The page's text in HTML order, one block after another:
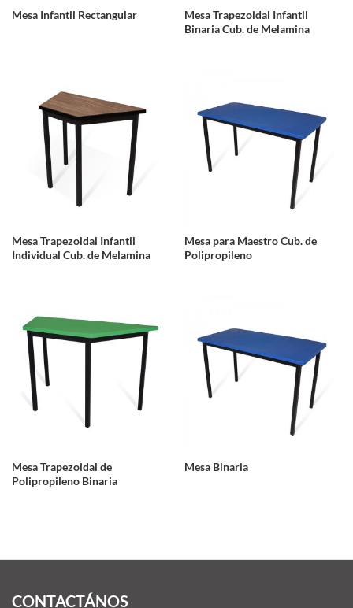
Mesa Infantil Rectangular
Mesa Trapezoidal Infantil
Binaria Cub. de Melamina
Mesa Trapezoidal Infantil
Individual Cub. de Melamina
Mesa para Maestro Cub. de
Polipropileno
Mesa Trapezoidal de
Polipropileno Binaria
Mesa Binaria
CONTACTÁNOS